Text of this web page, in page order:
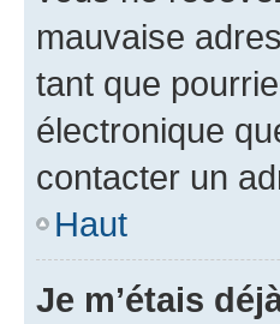
mauvaise
tant que
électronique
contacter un
Haut
Je m’étais